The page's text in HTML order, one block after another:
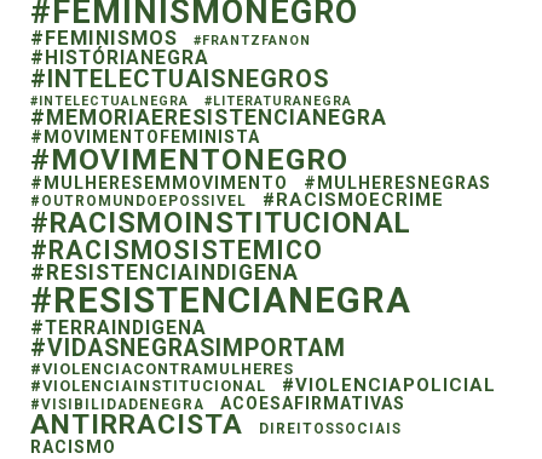
#FEMINISMONEGRO
#FEMINISMOS #FRANTZFANON
#HISTÓRIANEGRA
#INTELECTUAISNEGROS
#INTELECTUALNEGRA #LITERATURANEGRA
#MEMORIAERESISTENCIANEGRA
#MOVIMENTOFEMINISTA
#MOVIMENTONEGRO
#MULHERESEMMOVIMENTO #MULHERESNEGRAS
#OUTROMUNDOEPOSSIVEL #RACISMOECRIME
#RACISMOINSTITUCIONAL
#RACISMOSISTEMICO
#RESISTENCIAINDIGENA
#RESISTENCIANEGRA
#TERRAINDIGENA
#VIDASNEGRASIMPORTAM
#VIOLENCIACONTRAMULHERES
#VIOLENCIAINSTITUCIONAL
#VIOLENCIAPOLICIAL
#VISIBILIDADENEGRA ACOESAFIRMATIVAS
ANTIRRACISTA DIREITOSSOCIAIS
RACISMO